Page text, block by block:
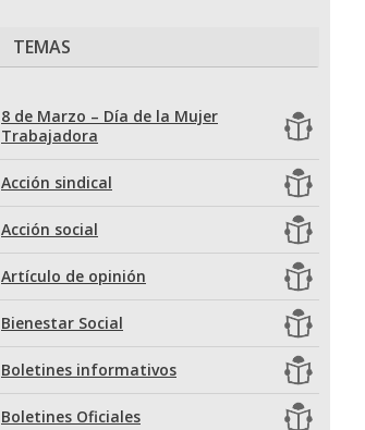
TEMAS
8 de Marzo – Día de la Mujer
Trabajadora
Acción sindical
Acción social
Artículo de opinión
Bienestar Social
Boletines informativos
Boletines Oficiales